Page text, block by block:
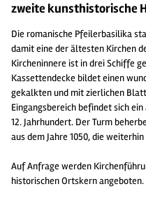
zweite kunsthistorische
Die romanische Pfeilerbasilika
damit eine der ältesten Kirchen
Kircheninnere ist in drei Schiffe
Kassettendecke bildet einen
gekalkten und mit zierlichen
Eingangsbereich befindet sich
12. Jahrhundert. Der Turm
aus dem Jahre 1050, die
Auf Anfrage werden
historischen Ortskern angeboten.